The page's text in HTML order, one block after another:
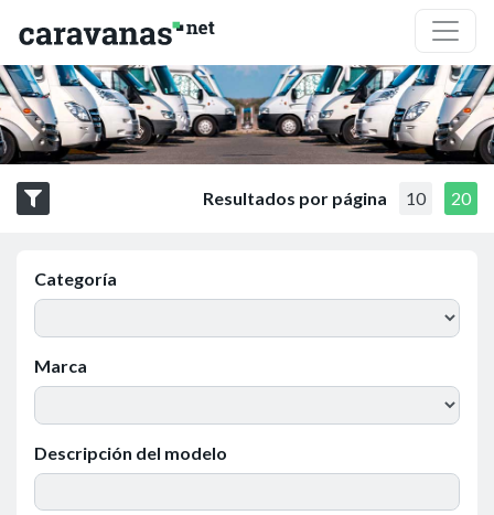
Resultados por página 10 20
Categoría
Marca
Descripción del modelo